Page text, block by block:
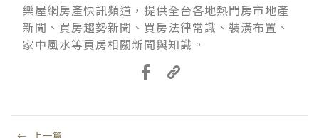
樂屋網房產快訊頻道，提供全台各地熱門房市地產
新聞、買房趨勢新聞、買房法律常識、裝潢布置、
家中風水等買房相關新聞與知識。
← 上一篇